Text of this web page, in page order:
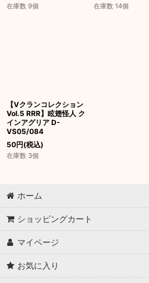
在庫数 9個 在庫数 14個
【Vクランコレクション
Vol.5 RRR】眩翅怪人 ク
インアグリア D-
VS05/084
50円(税込)
在庫数 3個
ホーム
ショッピングカート
マイページ
お気に入り